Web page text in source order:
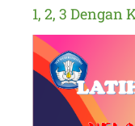
1, 2, 3